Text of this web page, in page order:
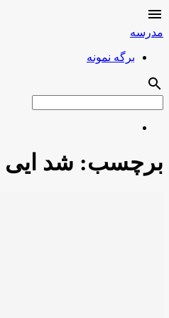

مدرسه
برگه نمونه
search
برچسب: شد ایی